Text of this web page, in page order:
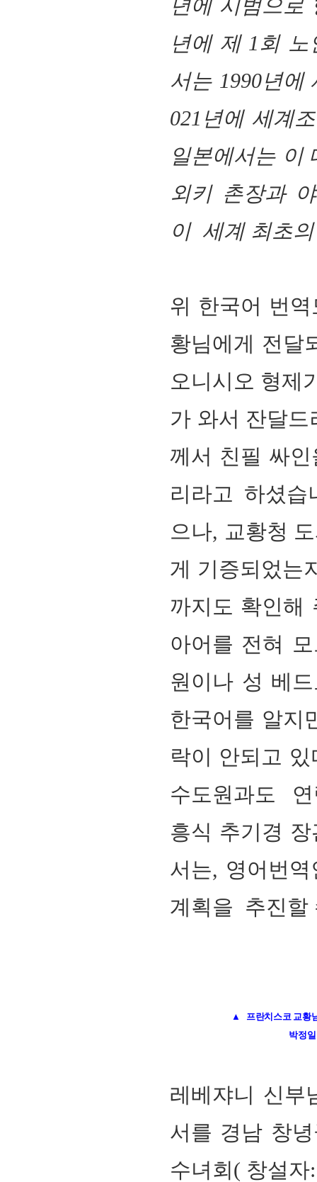
년에 시범으로
년에 제 1회
서는 1990년에
021년에 세계
일본에서는 이
외키 촌장과
이 세계 최초
위 한국어 번
황님에게 전달
오니시오 형제
가 와서 잔달
께서 친필 싸
리라고 하셨습
으나, 교황청
게 기증되었는
까지도 확인해
아어를 전혀
원이나 성 베
한국어를 알지
락이 안되고
수도원과도
흥식 추기경
서는, 영어번
계획을 추진할
▲ 프란치스코 교황
박정
레베쟈니 신
서를 경남 창
수녀회( 창설자